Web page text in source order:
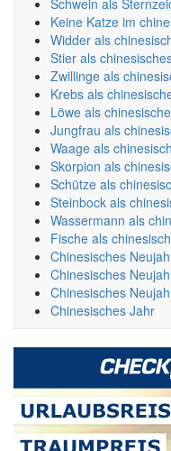
Schwein als
Keine Katze im
Widder als
Stier als
Zwillinge als
Krebs als
Löwe als
Jungfrau als
Waage als
Skorpion als
Schütze als
Steinbock als
Wassermann als
Fische als
Chinesisches
Chinesisches
Chinesisches
Chinesisches Jahr